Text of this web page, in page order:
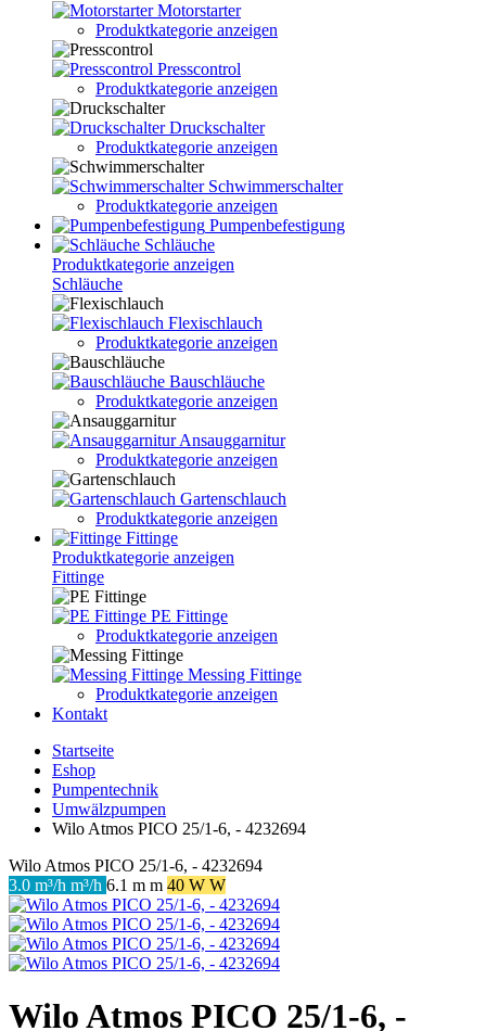
Motorstarter
Produktkategorie anzeigen
Presscontrol
Produktkategorie anzeigen
Druckschalter
Produktkategorie anzeigen
Schwimmerschalter
Produktkategorie anzeigen
Pumpenbefestigung
Schläuche
Produktkategorie anzeigen
Schläuche
Flexischlauch
Produktkategorie anzeigen
Bauschläuche
Produktkategorie anzeigen
Ansauggarnitur
Produktkategorie anzeigen
Gartenschlauch
Produktkategorie anzeigen
Fittinge
Produktkategorie anzeigen
Fittinge
PE Fittinge
Produktkategorie anzeigen
Messing Fittinge
Produktkategorie anzeigen
Kontakt
Startseite
Eshop
Pumpentechnik
Umwälzpumpen
Wilo Atmos PICO 25/1-6, - 4232694
Wilo Atmos PICO 25/1-6, - 4232694
3.0 m³/h m³/h 6.1 m m 40 W W
Wilo Atmos PICO 25/1-6, -